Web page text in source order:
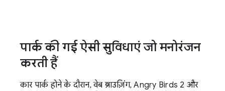
पार्क की गई ऐसी सुविधाएं जो मनोरंजन
करती हैं
कार पार्क होने के दौरान, वेब ब्राउज़िंग, Angry Birds 2 और